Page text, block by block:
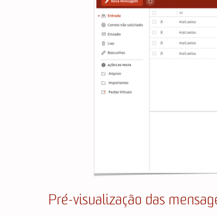
Pré-visualização das